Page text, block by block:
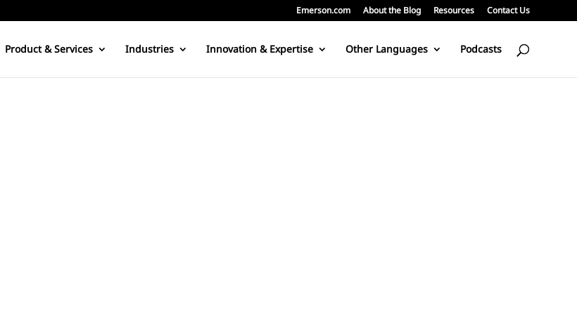
Emerson.com About the Blog Resources Contact Us
Product & Services Industries Innovation & Expertise Other Languages Podcasts